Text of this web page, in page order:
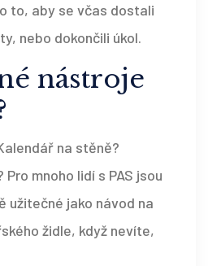
to, aby se včas dostali
nebo dokončili úkol.
nástroje
na stěně?
mnoho lidí s PAS jsou
užitečné jako návod na
židle, když nevíte,